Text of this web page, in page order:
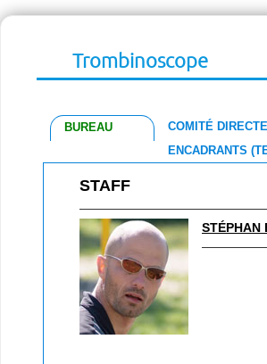
Trombinoscope
BUREAU
COMITÉ
ENCADRANTS
STAFF
STÉPHAN